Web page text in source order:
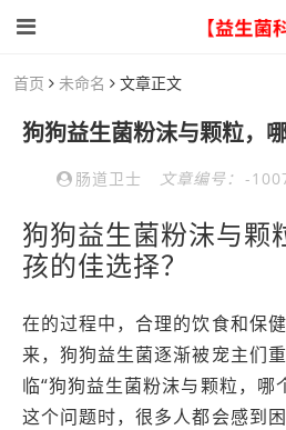
首页 未命名 文章正文
肠道卫士 文章编号： -
狗狗益生菌粉沫与颗
孩的佳选择？
在的过程中，合理的饮食和保
来，狗狗益生菌逐渐被宠主们
临“狗狗益生菌粉沫与颗粒，哪
这个问题时，很多人都会感到